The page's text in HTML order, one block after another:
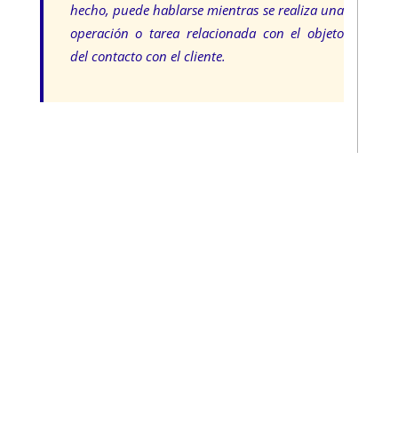
hecho, puede hablarse mientras se realiza una
operación o tarea relacionada con el objeto
del contacto con el cliente.